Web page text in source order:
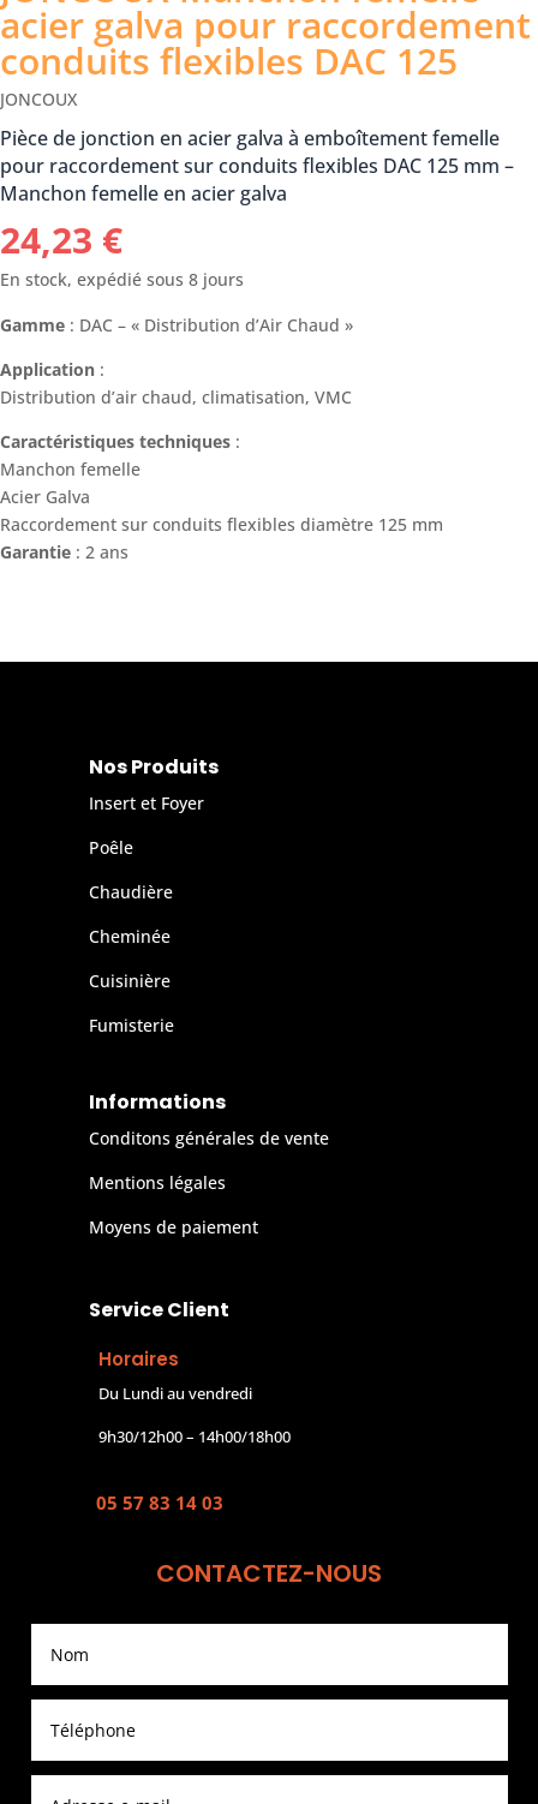
acier galva pour raccordement
conduits flexibles DAC 125
JONCOUX
Pièce de jonction en acier galva à emboîtement femelle
pour raccordement sur conduits flexibles DAC 125 mm –
Manchon femelle en acier galva
24,23 €
En stock, expédié sous 8 jours
Gamme : DAC – « Distribution d’Air Chaud »
Application :
Distribution d’air chaud, climatisation, VMC
Caractéristiques techniques :
Manchon femelle
Acier Galva
Raccordement sur conduits flexibles diamètre 125 mm
Garantie : 2 ans
Nos Produits
Insert et Foyer
Poêle
Chaudière
Cheminée
Cuisinière
Fumisterie
Informations
Conditons générales de vente
Mentions légales
Moyens de paiement
Service Client
Horaires
Du Lundi au vendredi
9h30/12h00 – 14h00/18h00
05 57 83 14 03
CONTACTEZ-NOUS